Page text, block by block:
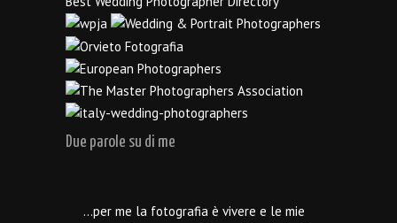
Due parole su di me
…per me la fotografia è vivere e le mie